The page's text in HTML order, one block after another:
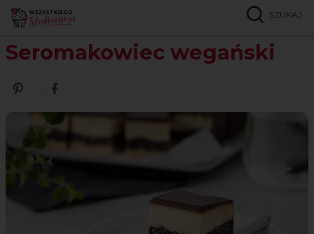
SZUKAJ
Strona główna Seromakowiec wegański
Seromakowiec wegański
Zobacz nasze piny w serwisie Pinterest
Udostępnij ten przepis w serwisie Facebook